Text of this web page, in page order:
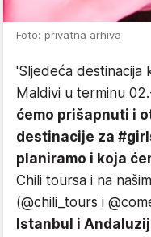
Foto: privatna arhiva
'Sljedeća destinacija
Maldivi u terminu
ćemo prišapnuti i
destinacije za
planiramo i koja
Chili toursa i na
(@chili_tours i
Istanbul i